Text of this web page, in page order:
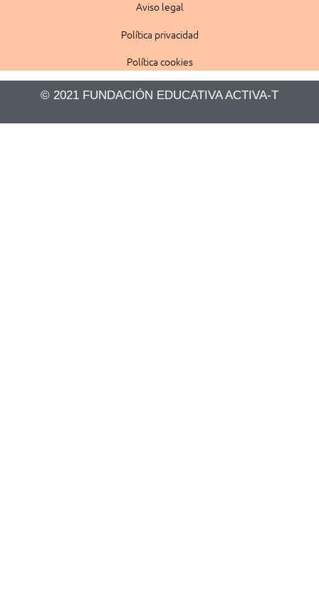
Aviso legal
Política privacidad
Política cookies
© 2021 FUNDACIÓN EDUCATIVA ACTIVA-T​